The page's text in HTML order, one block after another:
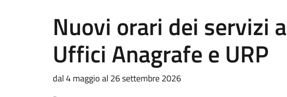
Nuovi orari dei servizi
Uffici Anagrafe e URP
dal 4 maggio al 26 settembre 2026